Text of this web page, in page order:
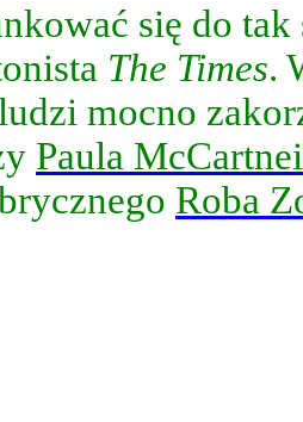
się do
The Times.
mocno
Paula
Roba